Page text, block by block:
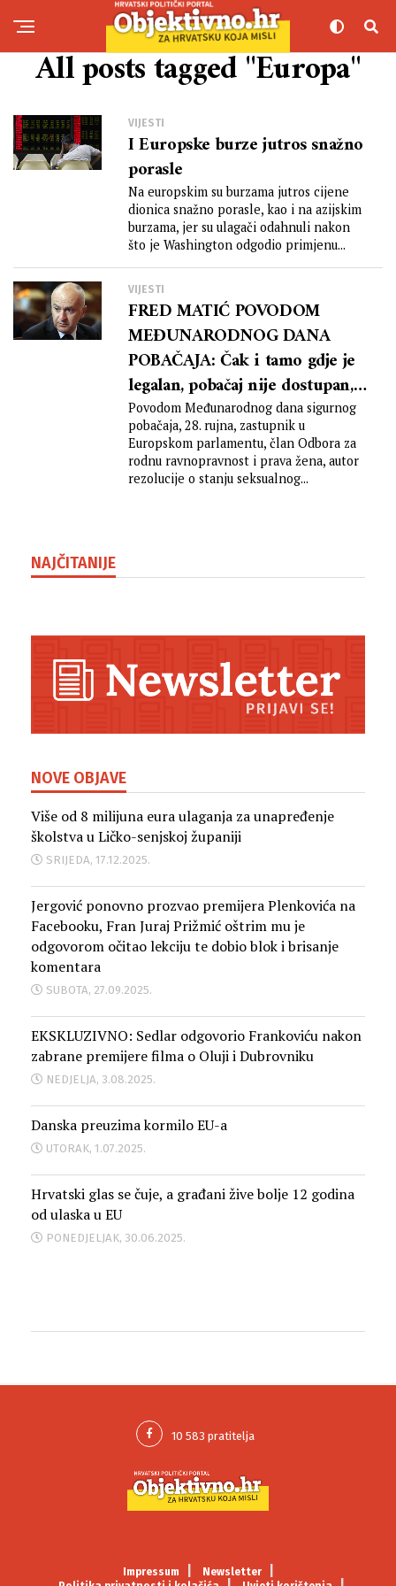
All posts tagged "Europa"
VIJESTI
I Europske burze jutros snažno
porasle
Na europskim su burzama jutros cijene
dionica snažno porasle, kao i na azijskim
burzama, jer su ulagači odahnuli nakon
što je Washington odgodio primjenu...
VIJESTI
FRED MATIĆ POVODOM
MEĐUNARODNOG DANA
POBAČAJA: Čak i tamo gdje je
legalan, pobačaj nije dostupan, a
Hrvatska stoji loše!
Povodom Međunarodnog dana sigurnog
pobačaja, 28. rujna, zastupnik u
Europskom parlamentu, član Odbora za
rodnu ravnopravnost i prava žena, autor
rezolucije o stanju seksualnog...
NAJČITANIJE
NOVE OBJAVE
Više od 8 milijuna eura ulaganja za unapređenje
školstva u Ličko-senjskoj županiji
SRIJEDA, 17.12.2025.
Jergović ponovno prozvao premijera Plenkovića na
Facebooku, Fran Juraj Prižmić oštrim mu je
odgovorom očitao lekciju te dobio blok i brisanje
komentara
SUBOTA, 27.09.2025.
EKSKLUZIVNO: Sedlar odgovorio Frankoviću nakon
zabrane premijere filma o Oluji i Dubrovniku
NEDJELJA, 3.08.2025.
Danska preuzima kormilo EU-a
UTORAK, 1.07.2025.
Hrvatski glas se čuje, a građani žive bolje 12 godina
od ulaska u EU
PONEDJELJAK, 30.06.2025.
Impressum
Newsletter